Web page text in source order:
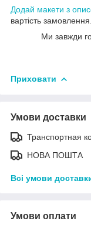
Додай макети з
вартість замовлення.
Ми завжди
Приховати
Умови доставки
Транспортная
НОВА ПОШТА
Всі умови
Умови оплати